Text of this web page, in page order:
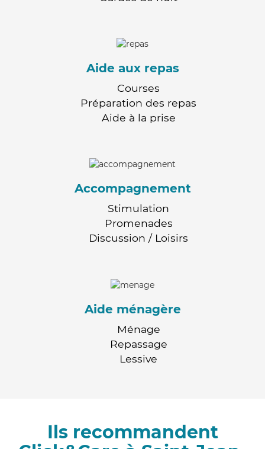
Aide aux repas
Courses
Préparation des repas
Aide à la prise
Accompagnement
Stimulation
Promenades
Discussion / Loisirs
Aide ménagère
Ménage
Repassage
Lessive
Ils recommandent